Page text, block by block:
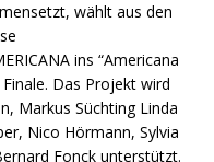
wählt aus den
ins “Americana
Das Projekt wird
Markus Süchting Linda
Nico Hörmann, Sylvia
Fonck unterstützt.